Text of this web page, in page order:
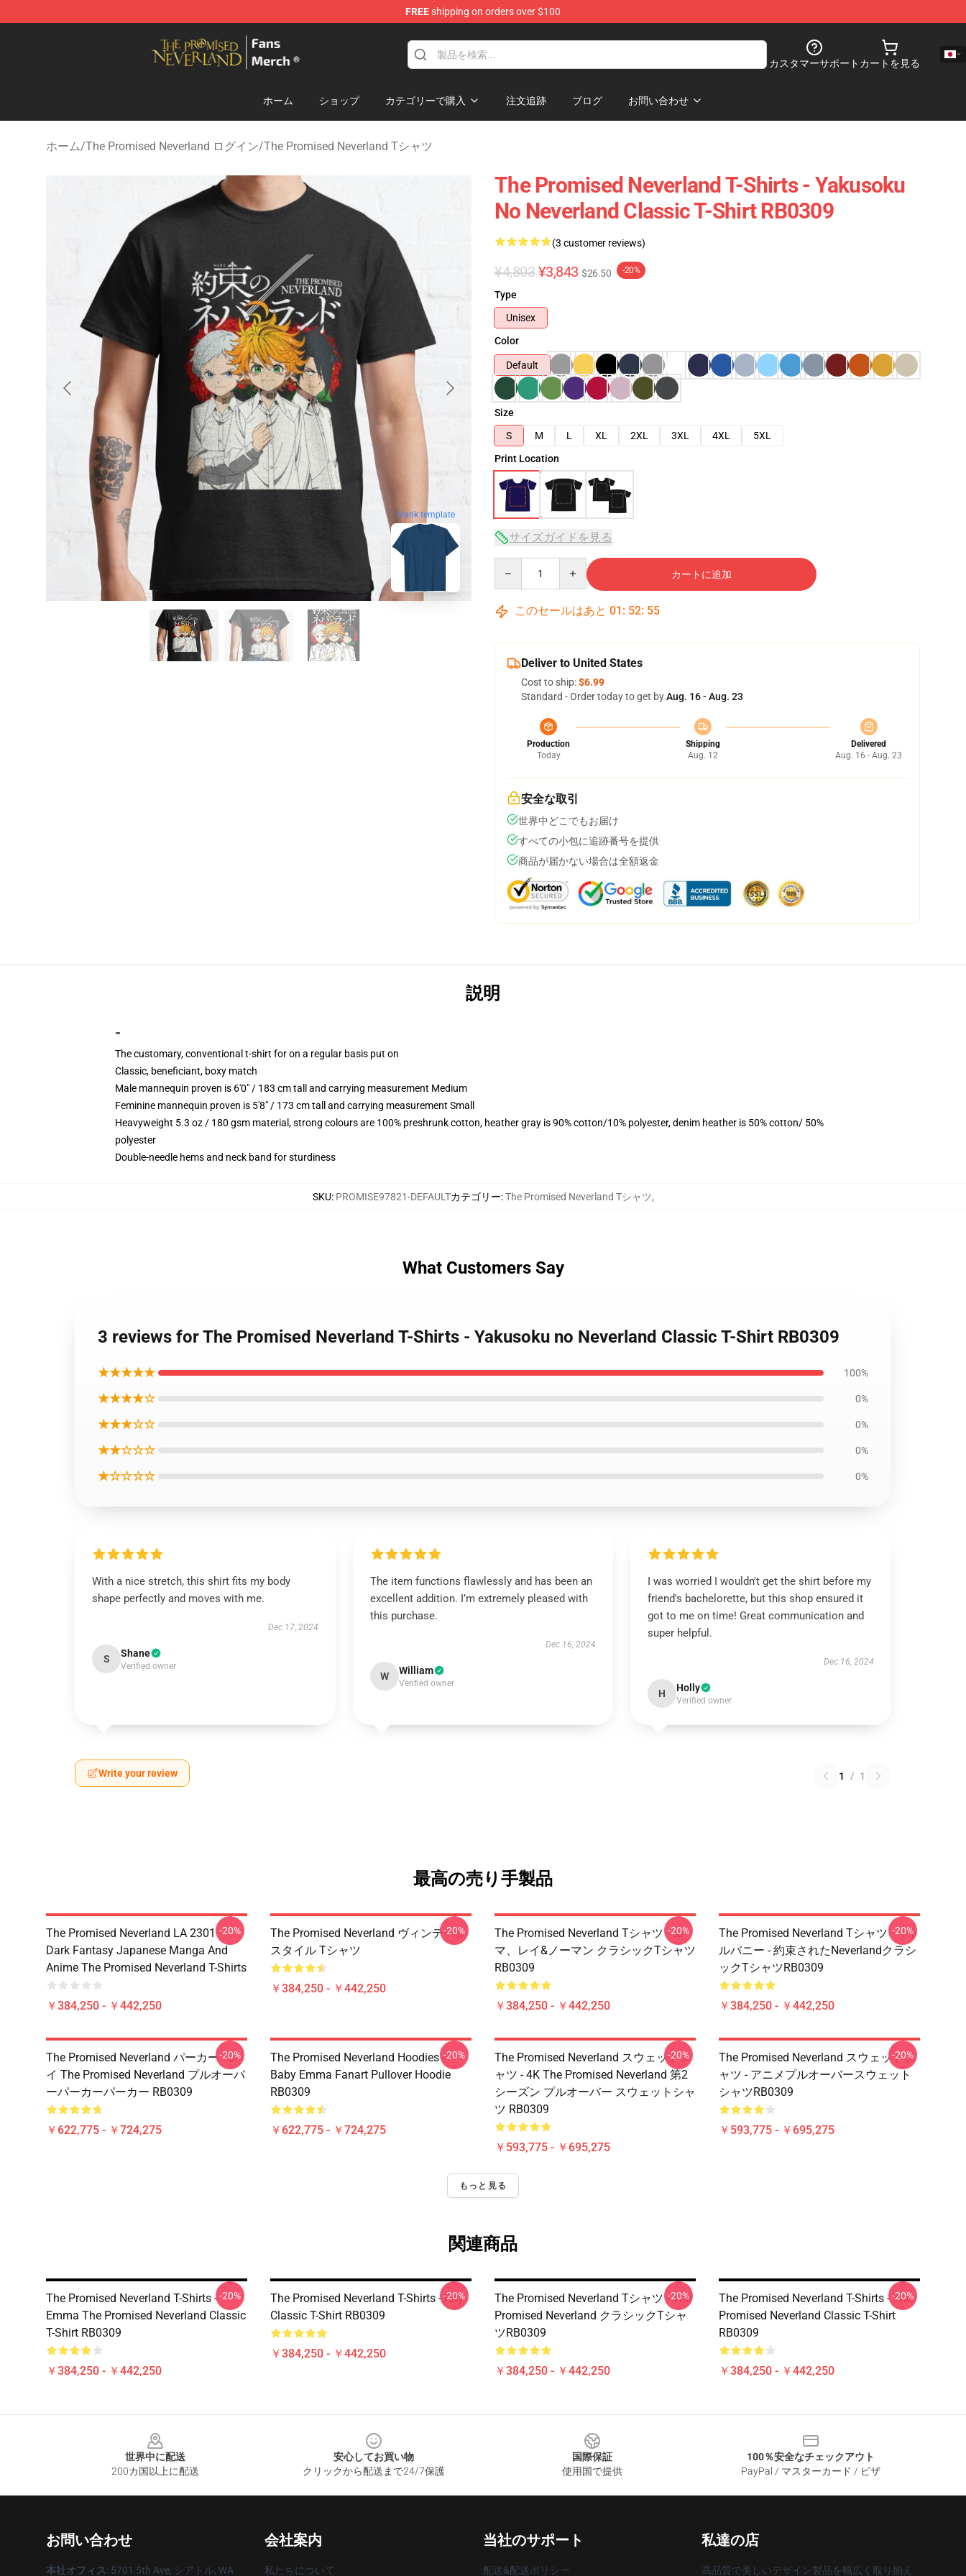
FREEshipping on orders over $100
The Promised Neverland Store - Official The Promised Neverland Merchandise Shop
カスタマーサポート カートを見る
ホーム ショップ カテゴリーで購入 注文追跡 ブログ お問い合わせ
ホーム/The Promised Neverland ログイン/The Promised Neverland Tシャツ
blank template
The Promised Neverland T-Shirts - Yakusoku
No Neverland Classic T-Shirt RB0309
(3 customer reviews)
¥4,803 ¥3,843 $26.50 -20%
Type
Unisex
Color
Default
Size
S
M L XL 2XL 3XL 4XL
5XL
Print Location
サイズガイドを見る
カートに追加
このセールはあと 01 : 52: 54
Deliver to United States
Cost to ship:$6.99
Standard - Order today to get byAug. 16 - Aug. 23
Production
Today
Shipping
Aug. 12
Delivered
Aug. 16 - Aug. 23
安全な取引
世界中どこでもお届け
すべての小包に追跡番号を提供
商品が届かない場合は全額返金
説明
""
The customary, conventional t-shirt for on a regular basis put on
Classic, beneficiant, boxy match
Male mannequin proven is 6'0" / 183 cm tall and carrying measurement Medium
Feminine mannequin proven is 5'8" / 173 cm tall and carrying measurement Small
Heavyweight 5.3 oz / 180 gsm material, strong colours are 100% preshrunk cotton, heather gray is 90% cotton/10% polyester, denim heather is 50% cotton/ 50%
polyester
Double-needle hems and neck band for sturdiness
SKU: PROMISE97821-DEFAULTカテゴリー:The Promised Neverland Tシャツ,
What Customers Say
3 reviews for The Promised Neverland T-Shirts - Yakusoku no Neverland Classic T-Shirt RB0309
★★★★★ 100%
★★★★☆ 0%
★★★☆☆ 0%
★★☆☆☆ 0%
★☆☆☆☆ 0%
With a nice stretch, this shirt fits my body
shape perfectly and moves with me.
Dec 17, 2024
S Shane
Verified owner
The item functions flawlessly and has been an
excellent addition. I’m extremely pleased with
this purchase.
Dec 16, 2024
W William
Verified owner
I was worried I wouldn't get the shirt before my
friend's bachelorette, but this shop ensured it
got to me on time! Great communication and
super helpful.
Dec 16, 2024
H Holly
Verified owner
Write your review 1 / 1
最高の売り手製品
The Promised Neverland LA 2301 -
Dark Fantasy Japanese Manga And
Anime The Promised Neverland T-Shirts
￥384,250 - ￥442,250
-20%
The Promised Neverland ヴィンテージ
スタイル Tシャツ
￥384,250 - ￥442,250
-20%
The Promised Neverland Tシャツ - エ
マ、レイ&ノーマン クラシックTシャツ
RB0309
￥384,250 - ￥442,250
-20%
The Promised Neverland Tシャツ - リト
ルバニー - 約束されたNeverlandクラシ
ックTシャツRB0309
￥384,250 - ￥442,250
-20%
The Promised Neverland パーカー - レ
イ The Promised Neverland プルオーバ
ーパーカーパーカー RB0309
￥622,775 - ￥724,275
-20%
The Promised Neverland Hoodies -
Baby Emma Fanart Pullover Hoodie
RB0309
￥622,775 - ￥724,275
-20%
The Promised Neverland スウェットシ
ャツ - 4K The Promised Neverland 第2
シーズン プルオーバー スウェットシャ
ツ RB0309
￥593,775 - ￥695,275
-20%
The Promised Neverland スウェットシ
ャツ - アニメプルオーバースウェット
シャツRB0309
￥593,775 - ￥695,275
-20%
もっと見る
関連商品
The Promised Neverland T-Shirts -
Emma The Promised Neverland Classic
T-Shirt RB0309
￥384,250 - ￥442,250
-20%
The Promised Neverland T-Shirts - Ray
Classic T-Shirt RB0309
￥384,250 - ￥442,250
-20%
The Promised Neverland Tシャツ - The
Promised Neverland クラシックTシャ
ツRB0309
￥384,250 - ￥442,250
-20%
The Promised Neverland T-Shirts - The
Promised Neverland Classic T-Shirt
RB0309
￥384,250 - ￥442,250
-20%
世界中に配送
200カ国以上に配送
安心してお買い物
クリックから配送まで24/7保護
国際保証
使用国で提供
100％安全なチェックアウト
PayPal / マスターカード / ビザ
お問い合わせ
本社オフィス: 5701 5th Ave, シアトル, WA
会社案内
私たちについて
当社のサポート
配送&配送ポリシー
私達の店
高品質で美しいデザイン製品を幅広く取り揃え